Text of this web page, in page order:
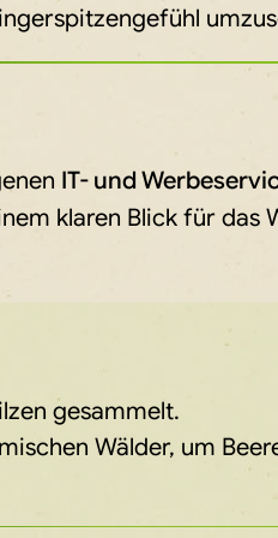
IT- und
klaren Blick für das
gesammelt.
Wälder, um